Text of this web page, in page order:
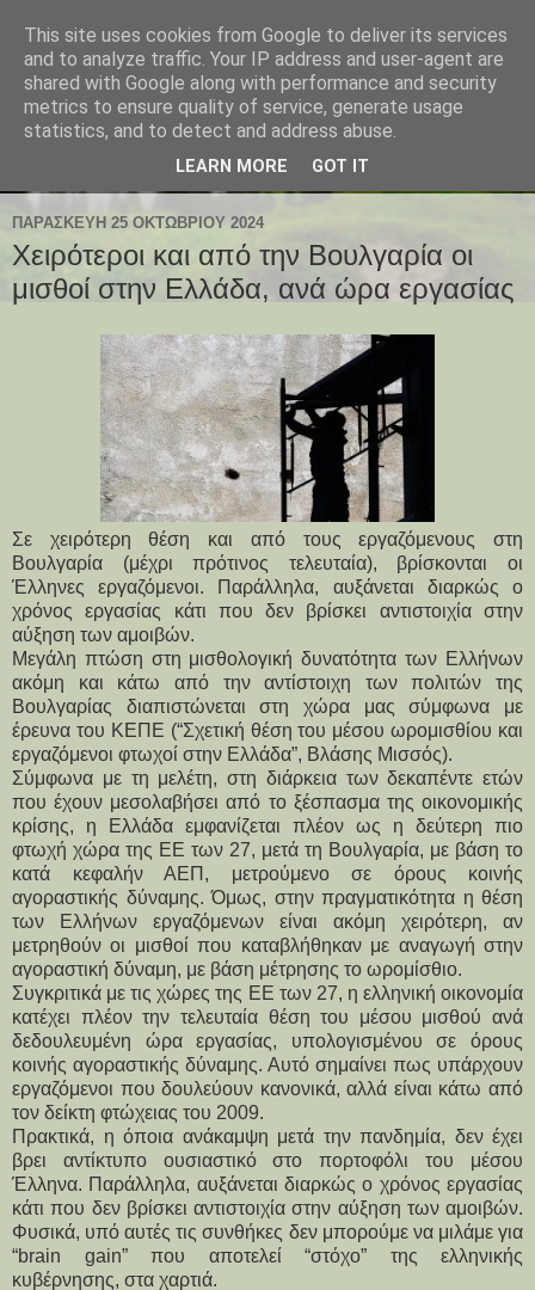
ΠΑΡΑΣΚΕΥΉ 25 ΟΚΤΩΒΡΊΟΥ 2024
Χειρότεροι και από την Βουλγαρία οι
μισθοί στην Ελλάδα, ανά ώρα εργασίας
Σε χειρότερη θέση και από τους εργαζόμενους στη
Βουλγαρία (μέχρι πρότινος τελευταία), βρίσκονται οι
Έλληνες εργαζόμενοι. Παράλληλα, αυξάνεται διαρκώς ο
χρόνος εργασίας κάτι που δεν βρίσκει αντιστοιχία στην
αύξηση των αμοιβών.
Μεγάλη πτώση στη μισθολογική δυνατότητα των Ελλήνων
ακόμη και κάτω από την αντίστοιχη των πολιτών της
Βουλγαρίας διαπιστώνεται στη χώρα μας σύμφωνα με
έρευνα του ΚΕΠΕ (“Σχετική θέση του μέσου ωρομισθίου και
εργαζόμενοι φτωχοί στην Ελλάδα”, Βλάσης Μισσός).
Σύμφωνα με τη μελέτη, στη διάρκεια των δεκαπέντε ετών
που έχουν μεσολαβήσει από το ξέσπασμα της οικονομικής
κρίσης, η Ελλάδα εμφανίζεται πλέον ως η δεύτερη πιο
φτωχή χώρα της ΕΕ των 27, μετά τη Βουλγαρία, με βάση το
κατά κεφαλήν ΑΕΠ, μετρούμενο σε όρους κοινής
αγοραστικής δύναμης. Όμως, στην πραγματικότητα η θέση
των Ελλήνων εργαζόμενων είναι ακόμη χειρότερη, αν
μετρηθούν οι μισθοί που καταβλήθηκαν με αναγωγή στην
αγοραστική δύναμη, με βάση μέτρησης το ωρομίσθιο.
Συγκριτικά με τις χώρες της ΕΕ των 27, η ελληνική οικονομία
κατέχει πλέον την τελευταία θέση του μέσου μισθού ανά
δεδουλευμένη ώρα εργασίας, υπολογισμένου σε όρους
κοινής αγοραστικής δύναμης. Αυτό σημαίνει πως υπάρχουν
εργαζόμενοι που δουλεύουν κανονικά, αλλά είναι κάτω από
τον δείκτη φτώχειας του 2009.
Πρακτικά, η όποια ανάκαμψη μετά την πανδημία, δεν έχει
βρει αντίκτυπο ουσιαστικό στο πορτοφόλι του μέσου
Έλληνα. Παράλληλα, αυξάνεται διαρκώς ο χρόνος εργασίας
κάτι που δεν βρίσκει αντιστοιχία στην αύξηση των αμοιβών.
Φυσικά, υπό αυτές τις συνθήκες δεν μπορούμε να μιλάμε για
“brain gain” που αποτελεί “στόχο” της ελληνικής
κυβέρνησης, στα χαρτιά.
This site uses cookies from Google to deliver its services
and to analyze traffic. Your IP address and user-agent are
shared with Google along with performance and security
metrics to ensure quality of service, generate usage
statistics, and to detect and address abuse.
LEARN MORE GOT IT